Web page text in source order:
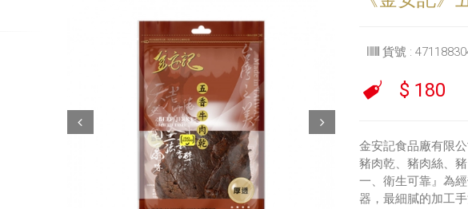
Prev Next
貨號 :
$ 180
金安記食品廠有限
豬肉乾、豬肉絲、
一、衛生可靠』為
器，最細膩的加工